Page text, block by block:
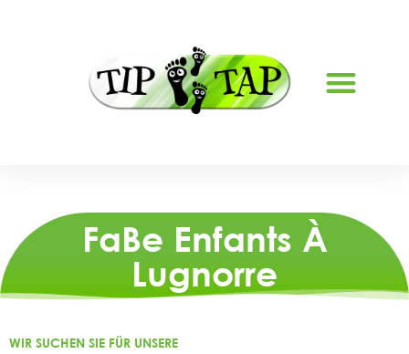
FaBe Enfants À
Lugnorre
WIR SUCHEN SIE FÜR UNSERE